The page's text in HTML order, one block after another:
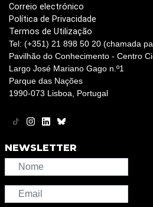
Correio electrónico
Política de Privacidade
Termos de Utilização
Tel: (+351) 21 898 50 20 (chamada
Pavilhão do Conhecimento - Centro
Largo José Mariano Gago n.º1
Parque das Nações
1990-073 Lisboa, Portugal
NEWSLETTER